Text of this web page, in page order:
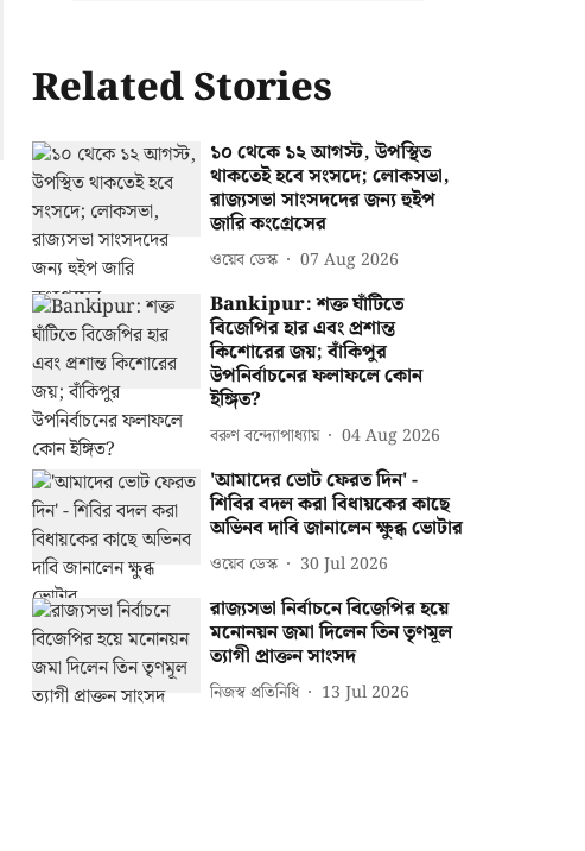
Related Stories
১০ থেকে ১২ আগস্ট, উপস্থিত
থাকতেই হবে সংসদে; লোকসভা,
রাজ্যসভা সাংসদদের জন্য হুইপ
জারি কংগ্রেসের
ওয়েব ডেস্ক 07 Aug 2026
Bankipur: শক্ত ঘাঁটিতে
বিজেপির হার এবং প্রশান্ত
কিশোরের জয়; বাঁকিপুর
উপনির্বাচনের ফলাফলে কোন
ইঙ্গিত?
বরুণ বন্দ্যোপাধ্যায় 04 Aug 2026
'আমাদের ভোট ফেরত দিন' -
শিবির বদল করা বিধায়কের কাছে
অভিনব দাবি জানালেন ক্ষুব্ধ ভোটার
ওয়েব ডেস্ক 30 Jul 2026
রাজ্যসভা নির্বাচনে বিজেপির হয়ে
মনোনয়ন জমা দিলেন তিন তৃণমূল
ত্যাগী প্রাক্তন সাংসদ
নিজস্ব প্রতিনিধি 13 Jul 2026